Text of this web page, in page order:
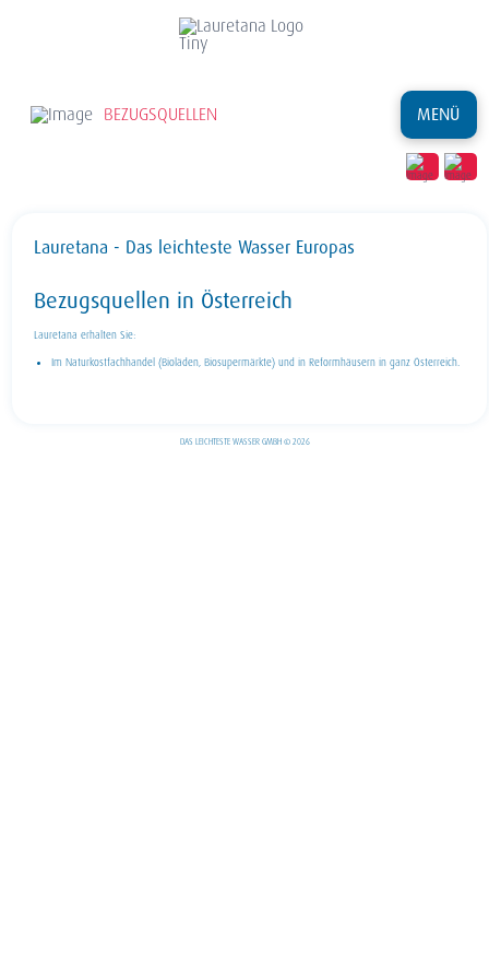
BEZUGSQUELLEN MENÜ
Lauretana - Das leichteste Wasser Europas
Bezugsquellen in Österreich
Lauretana erhalten Sie:
Im Naturkostfachhandel (Bioläden, Biosupermärkte) und in Reformhäusern in ganz Österreich.
DAS LEICHTESTE WASSER GMBH © 2026